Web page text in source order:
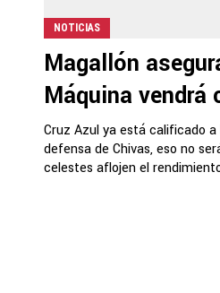
NOTICIAS
Magallón
Máquina vendrá
Cruz Azul ya está calificado a
defensa de Chivas, eso no
celestes aflojen el